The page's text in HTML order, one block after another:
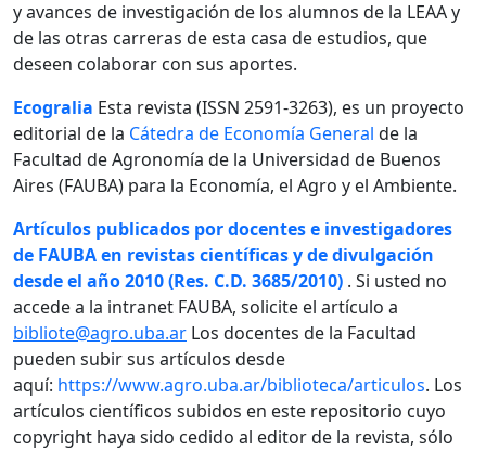
y avances de investigación de los alumnos de la LEAA y
de las otras carreras de esta casa de estudios, que
deseen colaborar con sus aportes.
Ecogralia Esta revista (ISSN 2591-3263), es un proyecto
editorial de la Cátedra de Economía General de la
Facultad de Agronomía de la Universidad de Buenos
Aires (FAUBA) para la Economía, el Agro y el Ambiente.
Artículos publicados por docentes e investigadores
de FAUBA en revistas científicas y de divulgación
desde el año 2010 (Res. C.D. 3685/2010) . Si usted no
accede a la intranet FAUBA, solicite el artículo a
bibliote@agro.uba.ar Los docentes de la Facultad
pueden subir sus artículos desde
aquí: https://www.agro.uba.ar/biblioteca/articulos. Los
artículos científicos subidos en este repositorio cuyo
copyright haya sido cedido al editor de la revista, sólo